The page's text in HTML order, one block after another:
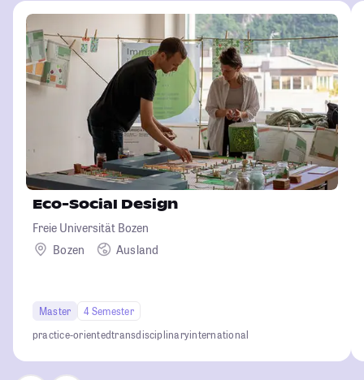
Eco-Social Design
Freie Universität Bozen
Bozen
Ausland
Master
4 Semester
practice-orientedtransdisciplinaryinternational